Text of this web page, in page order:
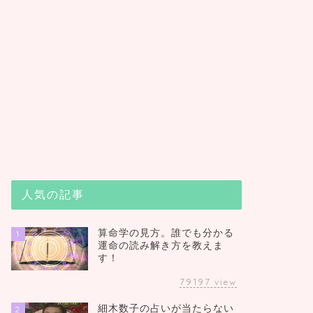
人気の記事
1
算命学の見方。誰でも分かる
運命の読み解き方を教えま
す！
79197 view
2 細木数子の占いが当たらない